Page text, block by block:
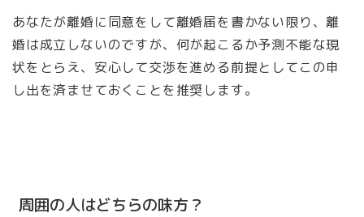
あなたが離婚に同意をして離婚届を書かない限り、離
婚は成立しないのですが、何が起こるか予測不能な現
状をとらえ、安心して交渉を進める前提としてこの申
し出を済ませておくことを推奨します。
周囲の人はどちらの味方？